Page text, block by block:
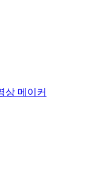
상 메이커